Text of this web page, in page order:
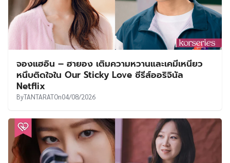
จองแฮอิน – ฮายอง เติมความหวานและเคมีเหนียว
หนึบติดใจใน Our Sticky Love ซีรีส์ออริจินัล
Netflix
ByTANTARATOn04/08/2026